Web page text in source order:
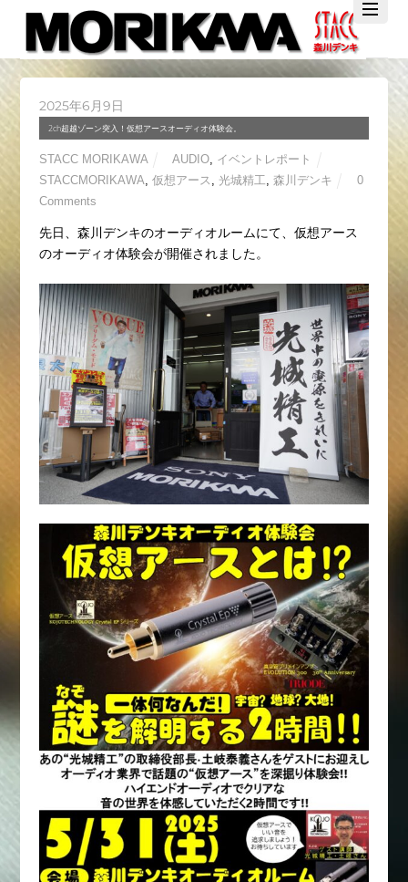
TwitterFacebook
YouTube
2025年6月9日
2ch超越ゾーン突入！仮想アースオーディオ体験会。
STACC MORIKAWA AUDIO, イベントレポート
STACCMORIKAWA 仮想アース 光城精工 森川デンキ
0
Comments
先日、森川デンキのオーディオルームにて、仮想アース
のオーディオ体験会が開催されました。